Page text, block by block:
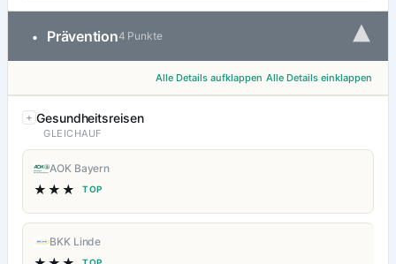
• Prävention4 Punkte ▾
Alle Details aufklappen Alle Details einklappen
Gesundheitsreisen
GLEICHAUF
AOK Bayern
★★★ TOP
BKK Linde